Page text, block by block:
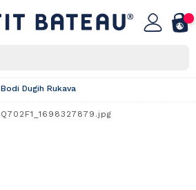
Bodi Dugih Rukava